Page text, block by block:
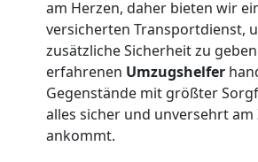
am Herzen, daher bieten wir
versicherten Transportdienst,
zusätzliche Sicherheit zu
erfahrenen Umzugshelfer
Gegenstände mit größter
alles sicher und unversehrt
ankommt.
Feldkirch
Möbeltransport
Feldkirch